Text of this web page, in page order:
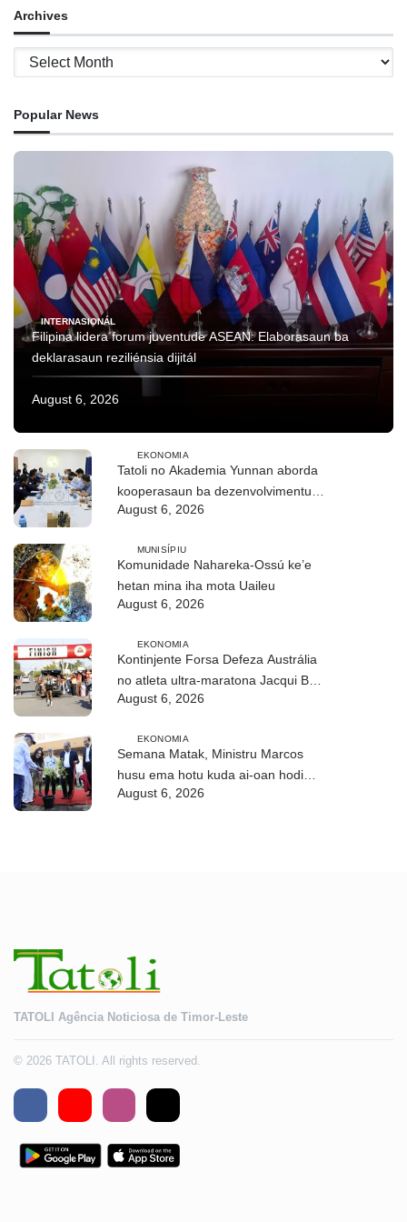
Archives
Archives
Popular News
INTERNASIONÁL
Filipina lidera forum juventude ASEAN: Elaborasaun ba
deklarasaun reziliénsia dijitál
August 6, 2026
EKONOMIA
Tatoli no Akademia Yunnan aborda
kooperasaun ba dezenvolvimentu
no troka informasaun
August 6, 2026
MUNISÍPIU
Komunidade Nahareka-Ossú ke’e
hetan mina iha mota Uaileu
August 6, 2026
EKONOMIA
Kontinjente Forsa Defeza Austrália
no atleta ultra-maratona Jacqui Bell
partisipa DIM 2026
August 6, 2026
EKONOMIA
Semana Matak, Ministru Marcos
husu ema hotu kuda ai-oan hodi
proteje biodiversidade
August 6, 2026
TATOLI Agência Noticiosa de Timor-Leste
© 2026 TATOLI. All rights reserved.